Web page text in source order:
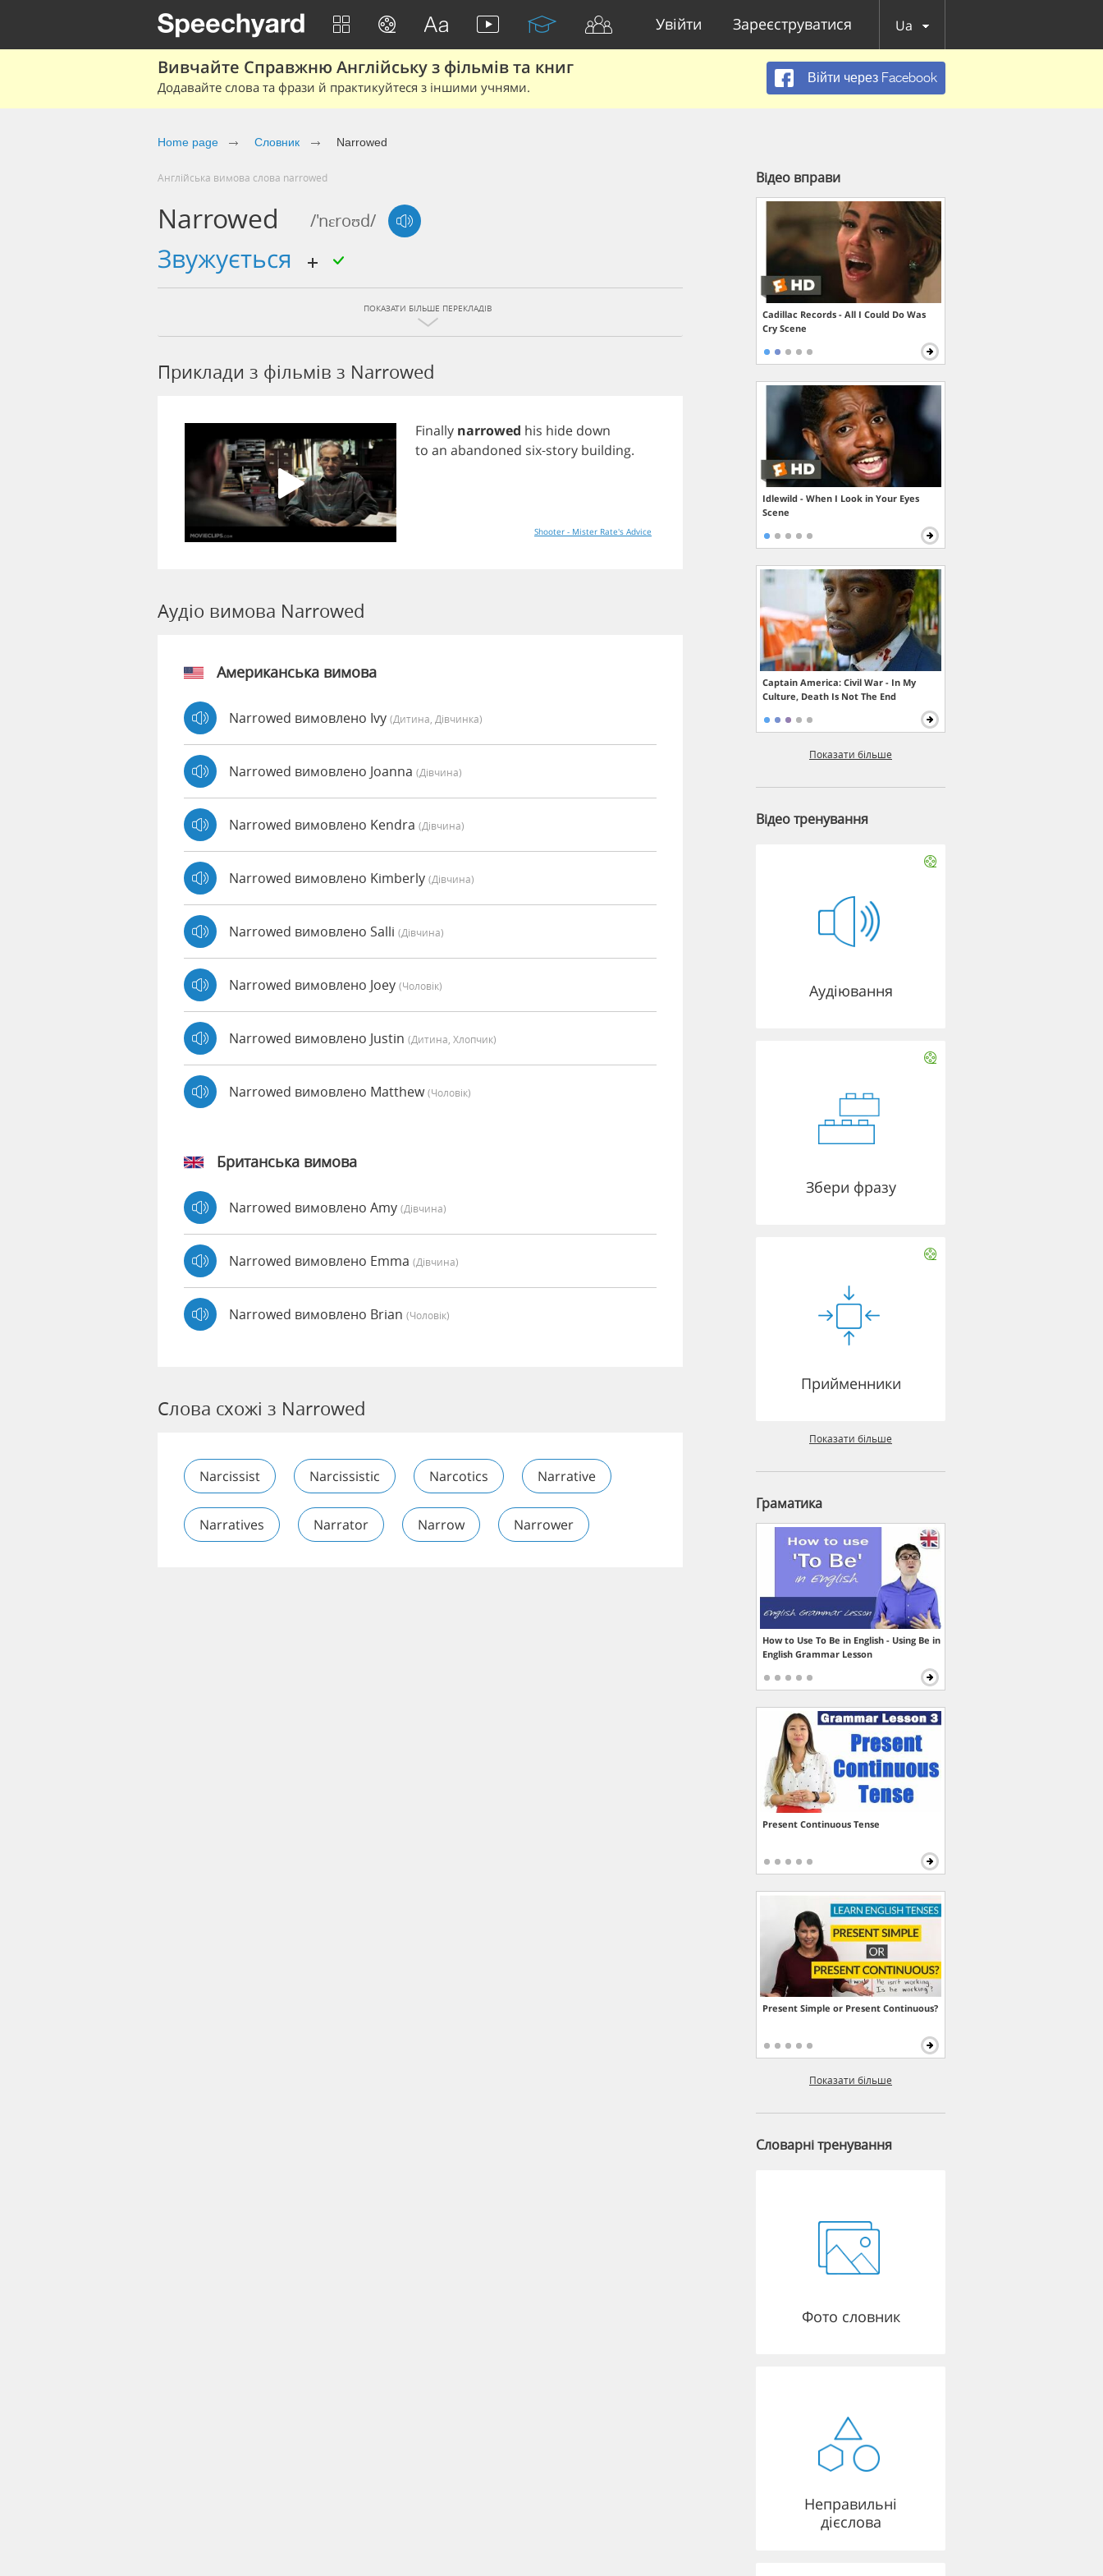
Увійти Зареєструватися Ua
Вивчайте Справжню Англійську з фільмів та книг
Додавайте слова та фрази й практикуйтеся з іншими учнями.
Війти через Facebook
Home page Cловник Narrowed
Англійська вимова слова narrowed
Narrowed /'nɛroʊd/
звужується
ПОКАЗАТИ БІЛЬШЕ ПЕРЕКЛАДІВ
Приклади з фільмів з Narrowed
Finally narrowed his hide down
to an abandoned six-story building.
Shooter - Mister Rate's Advice
Аудіо вимова Narrowed
Американська вимова
Narrowed вимовлено Ivy (дитина, Дівчинка)
Narrowed вимовлено Joanna (дівчина)
Narrowed вимовлено Kendra (дівчина)
Narrowed вимовлено Kimberly (дівчина)
Narrowed вимовлено Salli (дівчина)
Narrowed вимовлено Joey (чоловік)
Narrowed вимовлено Justin (дитина, Хлопчик)
Narrowed вимовлено Matthew(чоловік)
Британська вимова
Narrowed вимовлено Amy (дівчина)
Narrowed вимовлено Emma (дівчина)
Narrowed вимовлено Brian (чоловік)
Слова схожі з Narrowed
Narcissist Narcissistic Narcotics Narrative
Narratives Narrator Narrow Narrower
Відео вправи
Cadillac Records - All I Could Do Was
Cry Scene
Idlewild - When I Look in Your Eyes
Scene
Captain America: Civil War - In My
Culture, Death Is Not The End
Показати більше
Відео тренування
Аудіювання
Збери фразу
Прийменники
Показати більше
Граматика
How to Use To Be in English - Using Be in
English Grammar Lesson
Present Continuous Tense
Present Simple or Present Continuous?
Показати більше
Словарні тренування
Фото словник
Неправильні
дієслова